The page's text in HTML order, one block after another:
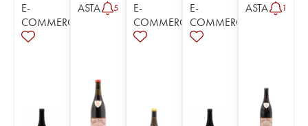
E-
COMMERCE
ASTA 5
E-
COMMERCE
E-
COMMERCE
ASTA 1